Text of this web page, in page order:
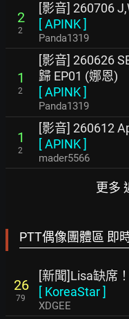
2
2
[影音] 260706
[APINK]
Panda1319
1
2
[影音] 260626
歸 EP01 (娜恩)
[APINK]
Panda1319
1
2
[影音] 260612
[APINK]
mader5566
更多
PTT偶像團體區 即
26
79
[新聞]Lisa缺席
[ KoreaStar]
XDGEE